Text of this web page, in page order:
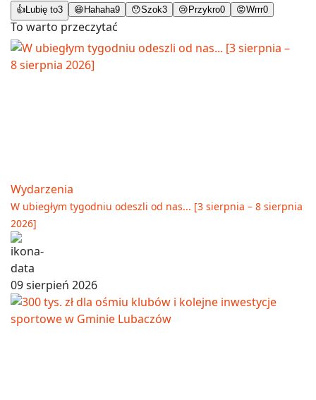
👍 Lubię to3 😄 Hahaha9 😯Szok3 😢 Przykro0 😡Wrrr0
To warto przeczytać
Wydarzenia
W ubiegłym tygodniu odeszli od nas... [3 sierpnia – 8 sierpnia
2026]
09 sierpień 2026